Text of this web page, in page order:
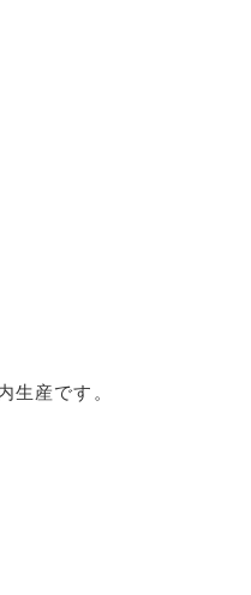
生産です。